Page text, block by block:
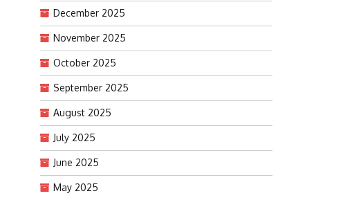
December 2025
November 2025
October 2025
September 2025
August 2025
July 2025
June 2025
May 2025